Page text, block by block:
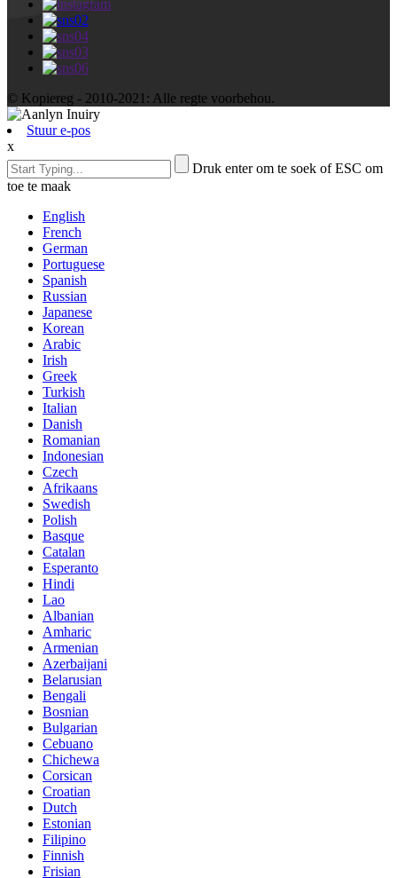
© Kopiereg - 2010-2021: Alle regte voorbehou.
Stuur e-pos
x
Druk enter om te soek of ESC om
toe te maak
English
French
German
Portuguese
Spanish
Russian
Japanese
Korean
Arabic
Irish
Greek
Turkish
Italian
Danish
Romanian
Indonesian
Czech
Afrikaans
Swedish
Polish
Basque
Catalan
Esperanto
Hindi
Lao
Albanian
Amharic
Armenian
Azerbaijani
Belarusian
Bengali
Bosnian
Bulgarian
Cebuano
Chichewa
Corsican
Croatian
Dutch
Estonian
Filipino
Finnish
Frisian